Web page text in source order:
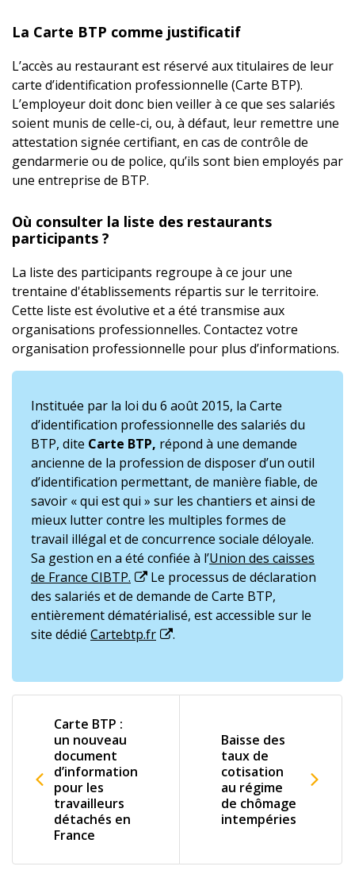
La Carte BTP comme justificatif
L’accès au restaurant est réservé aux titulaires de leur
carte d’identification professionnelle (Carte BTP).
L’employeur doit donc bien veiller à ce que ses salariés
soient munis de celle-ci, ou, à défaut, leur remettre une
attestation signée certifiant, en cas de contrôle de
gendarmerie ou de police, qu’ils sont bien employés par
une entreprise de BTP.
Où consulter la liste des restaurants
participants ?
La liste des participants regroupe à ce jour une
trentaine d'établissements répartis sur le territoire.
Cette liste est évolutive et a été transmise aux
organisations professionnelles. Contactez votre
organisation professionnelle pour plus d’informations.
Instituée par la loi du 6 août 2015, la Carte
d’identification professionnelle des salariés du
BTP, dite Carte BTP, répond à une demande
ancienne de la profession de disposer d’un outil
d’identification permettant, de manière fiable, de
savoir « qui est qui » sur les chantiers et ainsi de
mieux lutter contre les multiples formes de
travail illégal et de concurrence sociale déloyale.
Sa gestion en a été confiée à l’Union des caisses
de France CIBTP.
Le processus de déclaration
des salariés et de demande de Carte BTP,
entièrement dématérialisé, est accessible sur le
site dédié Cartebtp.fr .
Carte BTP :
un nouveau
document
d’information
pour les
travailleurs
détachés en
France
Baisse des
taux de
cotisation
au régime
de chômage
intempéries